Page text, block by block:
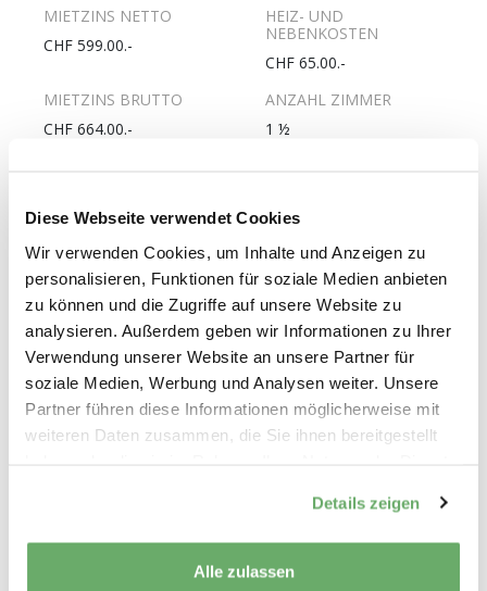
Diese Webseite verwendet Cookies
Wir verwenden Cookies, um Inhalte und Anzeigen zu
personalisieren, Funktionen für soziale Medien anbieten
zu können und die Zugriffe auf unsere Website zu
analysieren. Außerdem geben wir Informationen zu Ihrer
Verwendung unserer Website an unsere Partner für
soziale Medien, Werbung und Analysen weiter. Unsere
Partner führen diese Informationen möglicherweise mit
weiteren Daten zusammen, die Sie ihnen bereitgestellt
Details zeigen
Alle zulassen
MIETZINS NETTO
CHF 599.00.-
HEIZ- UND
NEBENKOSTEN
CHF 65.00.-
MIETZINS BRUTTO
CHF 664.00.-
ANZAHL ZIMMER
1 ½
WOHNGESCHOSSE
10
UNVERZINST
CHF 1800.-
ERSTELLUNGSJAHR
1972
LETZTE RENOVATION
GESCHIRRSPÜLER
Nein
WOHNUNG MIT LIFT
Ja
ROLLSTUHLGÄNGIGE